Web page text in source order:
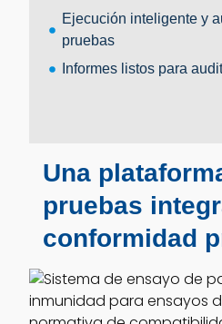
Ejecución inteligente y
pruebas
Informes listos para
Una
pruebas
conformidad